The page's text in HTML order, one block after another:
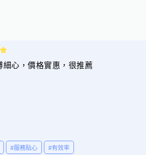
心，價格實惠，很推薦
#服務貼心 #有效率